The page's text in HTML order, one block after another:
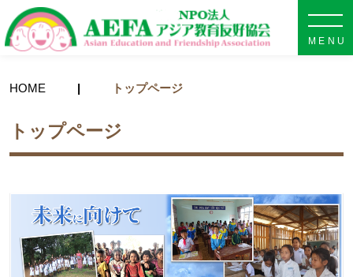
HOME トップページ
トップページ